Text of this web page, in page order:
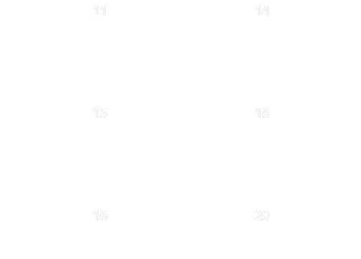
11 14
15 18
16 20